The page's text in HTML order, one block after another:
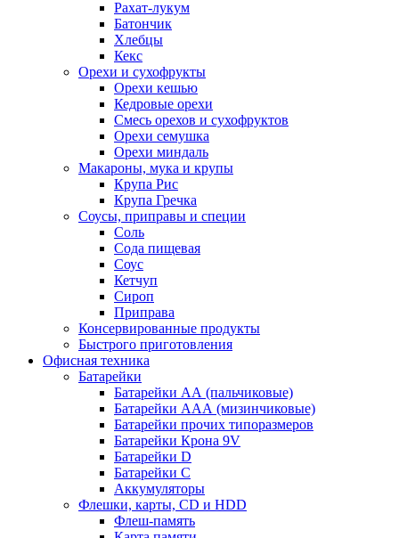
Рахат-лукум
Батончик
Хлебцы
Кекс
Орехи и сухофрукты
Орехи кешью
Кедровые орехи
Смесь орехов и сухофруктов
Орехи семушка
Орехи миндаль
Макароны, мука и крупы
Крупа Рис
Крупа Гречка
Соусы, приправы и специи
Соль
Сода пищевая
Соус
Кетчуп
Сироп
Приправа
Консервированные продукты
Быстрого приготовления
Офисная техника
Батарейки
Батарейки АА (пальчиковые)
Батарейки ААА (мизинчиковые)
Батарейки прочих типоразмеров
Батарейки Крона 9V
Батарейки D
Батарейки С
Аккумуляторы
Флешки, карты, CD и HDD
Флеш-память